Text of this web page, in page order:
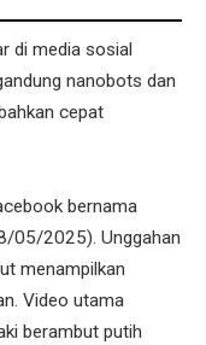
di media sosial
nanobots dan
cepat
bernama
05/2025). Unggahan
menampilkan
Video utama
berambut putih